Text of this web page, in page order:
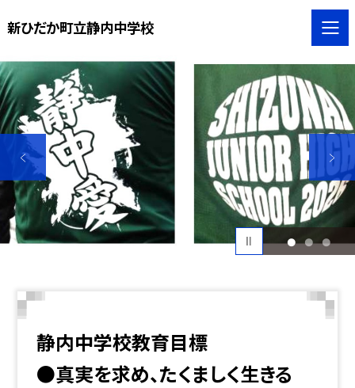
新ひだか町立静内中学校
1 2 3
静内中学校教育目標
●真実を求め、たくましく生きる